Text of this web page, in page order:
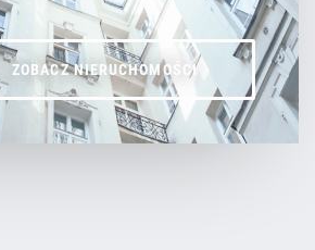
ZOBACZ NIERUCHOMOŚCI